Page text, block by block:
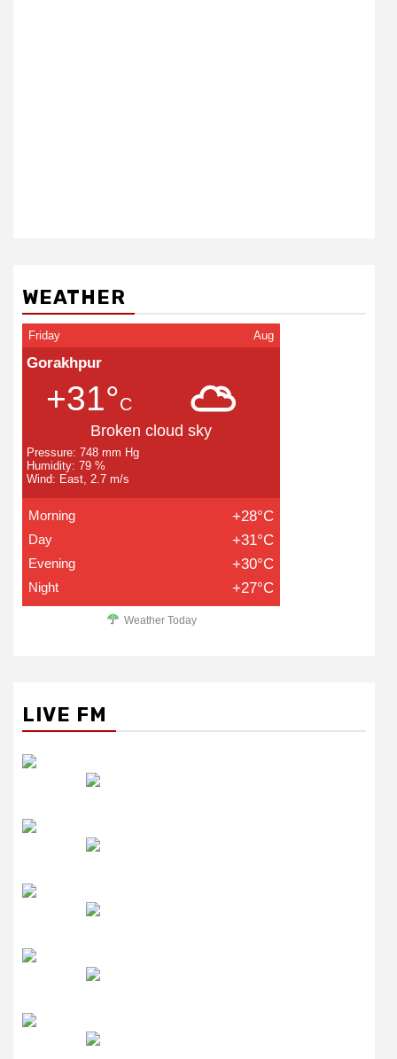
WEATHER
Friday Aug
Gorakhpur
+31°C
Broken cloud sky
Pressure: 748 mm Hg
Humidity: 79 %
Wind: East, 2.7 m/s
Morning +28°C
Day +31°C
Evening +30°C
Night +27°C
Weather Today
LIVE FM